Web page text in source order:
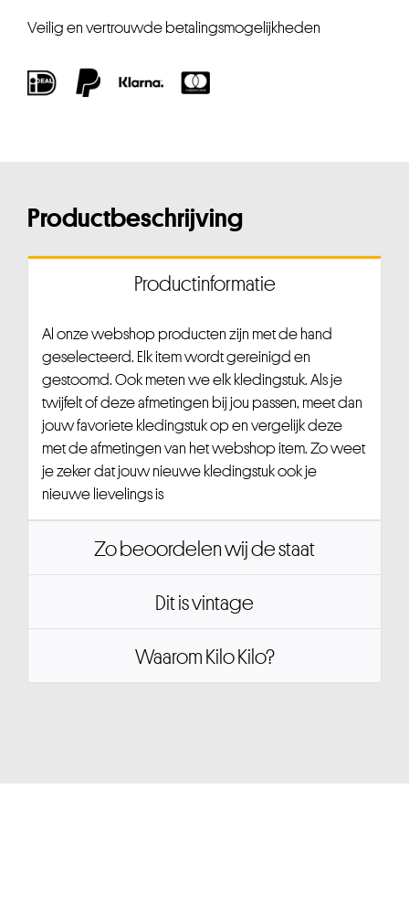
Veilig en vertrouwde betalingsmogelijkheden
Productbeschrijving
Productinformatie
Al onze webshop producten zijn met de hand
geselecteerd. Elk item wordt gereinigd en
gestoomd. Ook meten we elk kledingstuk. Als je
twijfelt of deze afmetingen bij jou passen, meet dan
jouw favoriete kledingstuk op en vergelijk deze
met de afmetingen van het webshop item. Zo weet
je zeker dat jouw nieuwe kledingstuk ook je
nieuwe lievelings is
Zo beoordelen wij de staat
Dit is vintage
Waarom Kilo Kilo?